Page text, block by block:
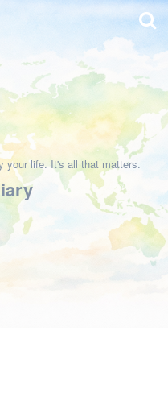
your life. It's all that matters.